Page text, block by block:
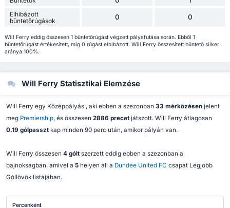
Elhibázott
büntetőrúgások
0 0
Will Ferry eddig összesen 1 büntetőrúgást végzett pályafutása során. Ebből 1
büntetőrúgást értékesített, míg 0 rúgást elhibázott. Will Ferry összesített büntető siiker
aránya 100%.
Will Ferry Statisztikai Elemzése
Will Ferry egy Középpályás , aki ebben a szezonban 33 mérkőzésen jelent
meg Premiership, és összesen 2886 precetjátszott. Will Ferry átlagosan
0.19 gólpassztkap minden 90 perc után, amikor pályán van.
Will Ferry összesen 4 góltszerzett eddig ebben a szezonban a
bajnokságban, amivel a 5helyen áll a Dundee United FC csapat Legjobb
Góllövők listájában.
Percenként